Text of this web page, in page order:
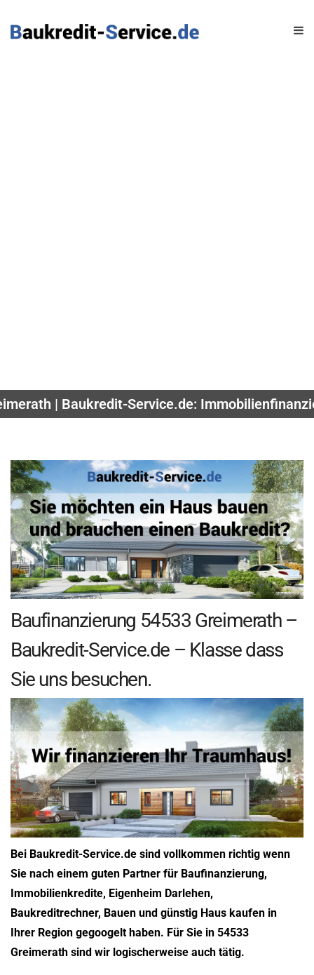
| Baukredit-Service.de:
Baufinanzierung 54533 Greimerath –
Baukredit-Service.de – Klasse dass
Sie uns besuchen.
Bei Baukredit-Service.de sind vollkommen richtig wenn
Sie nach einem guten Partner für Baufinanzierung,
Immobilienkredite, Eigenheim Darlehen,
Baukreditrechner, Bauen und günstig Haus kaufen in
Ihrer Region gegoogelt haben. Für Sie in 54533
Greimerath sind wir logischerweise auch tätig.